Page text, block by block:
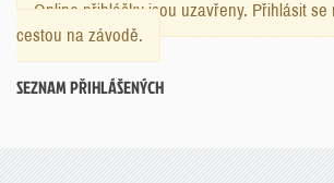
Online přihlášky jsou uzavřeny. Přihlásit
cestou na závodě.
SEZNAM PŘIHLÁŠENÝCH